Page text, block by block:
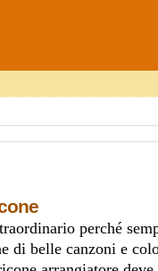
perché
belle canzoni e